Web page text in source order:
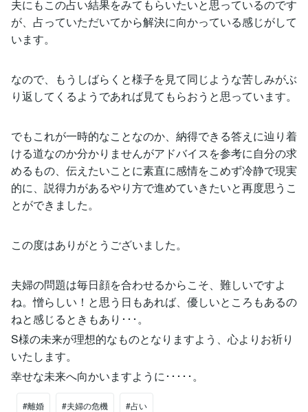
夫にもこの占い結果をみてもらいたいと思っているのです
が、占っていただいてから解決に向かっている感じがして
います。
なので、もうしばらくと様子を見て同じような苦しみがぶ
り返してくるようであれば見てもらおうと思っています。
でもこれが一時的なことなのか、納得できる答えに辿り着
ける道なのか分かりませんがアドバイスを参考に自分の求
めるもの、伝えたいことに素直に感情をこめず冷静で現実
的に、説得力があるやり方で進めていきたいと再度思うこ
とができました。
この度はありがとうございました。
夫婦の問題は毎日顔を合わせるからこそ、難しいですよ
ね。憎らしい！と思う日もあれば、優しいところもあるの
ねと感じるときもあり･･･。
S様の未来が理想的なものとなりますよう、心よりお祈り
いたします。
幸せな未来へ向かいますように･････。
#離婚 #夫婦の危機 #占い